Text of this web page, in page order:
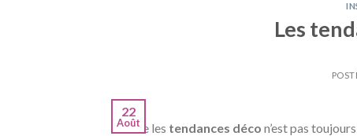
Les
22
Août
Suivre les tendances déco n’est pas